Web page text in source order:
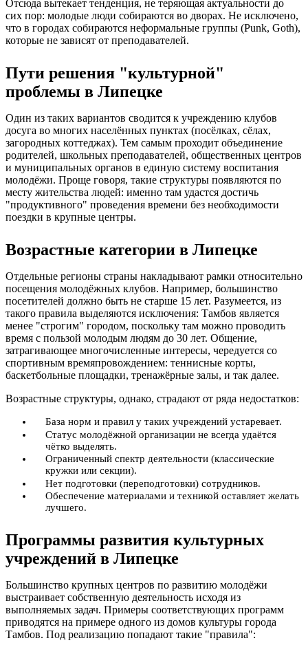
Отсюда вытекает тенденция, не теряющая актуальности до
сих пор: молодые люди собираются во дворах. Не исключено,
что в городах собираются неформальные группы (Punk, Goth),
которые не зависят от преподавателей.
Пути решения "культурной"
проблемы в Липецке
Один из таких вариантов сводится к учреждению клубов
досуга во многих населённых пунктах (посёлках, сёлах,
загородных коттеджах). Тем самым проходит объединение
родителей, школьных преподавателей, общественных центров
и муниципальных органов в единую систему воспитания
молодёжи. Проще говоря, такие структуры появляются по
месту жительства людей: именно там удастся достичь
"продуктивного" проведения времени без необходимости
поездки в крупные центры.
Возрастные категории в Липецке
Отдельные регионы страны накладывают рамки относительно
посещения молодёжных клубов. Например, большинство
посетителей должно быть не старше 15 лет. Разумеется, из
такого правила выделяются исключения: Тамбов является
менее "строгим" городом, поскольку там можно проводить
время с пользой молодым людям до 30 лет. Общение,
затрагивающее многочисленные интересы, чередуется со
спортивным времяпровождением: теннисные корты,
баскетбольные площадки, тренажёрные залы, и так далее.
Возрастные структуры, однако, страдают от ряда недостатков:
База норм и правил у таких учреждений устаревает.
Статус молодёжной организации не всегда удаётся
чётко выделять.
Ограниченный спектр деятельности (классические
кружки или секции).
Нет подготовки (переподготовки) сотрудников.
Обеспечение материалами и техникой оставляет желать
лучшего.
Программы развития культурных
учреждений в Липецке
Большинство крупных центров по развитию молодёжи
выстраивает собственную деятельность исходя из
выполняемых задач. Примеры соответствующих программ
приводятся на примере одного из домов культуры города
Тамбов. Под реализацию попадают такие "правила":